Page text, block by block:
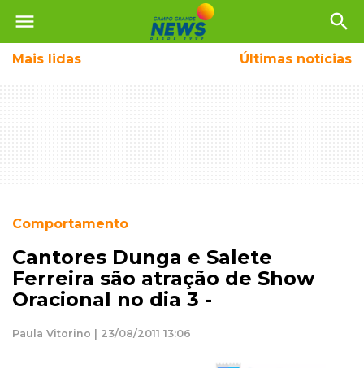
menu search
Mais lidas Últimas notícias
Comportamento
Cantores Dunga e Salete
Ferreira são atração de Show
Oracional no dia 3 -
Paula Vitorino | 23/08/2011 13:06